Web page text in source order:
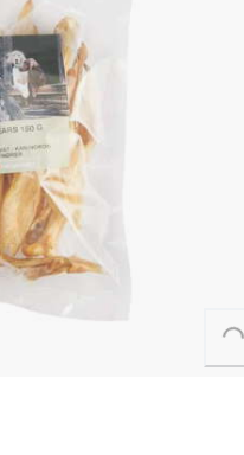
Loading...